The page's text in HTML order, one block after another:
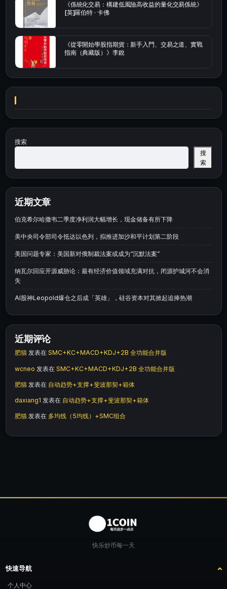
《係統化交易：構建低風險高收益的量化交易係統》
[英]羅伯特 · 卡佛
《從零開始學股指期貨：新手入門、交易之道、實戰
指南（典藏版）》李銳
搜索
搜
索
近期文章
伯克希尔哈撒韦二季度净利润大幅增长，现金储备有所下降
美中央司令部司令抵达以色列，拟推进加沙和平计划第二阶段
美国问题专家：美国新对俄制裁法案或成为“沉默法案”
纳瓦尔回应开源威胁论：最有经济价值领域充满对抗，闭源护城河不会消
失
AI股神Leopold爆仓之后成「英雄」，硅谷资本对其掀起追捧热潮
近期评论
肥猫 发表在 SMC+KC+MACD+KDJ+2B 全功能合并版
wcneo 发表在 SMC+KC+MACD+KDJ+2B 全功能合并版
肥猫 发表在 自动趋势+支撑+斐波那契+箱体
daxiang1 发表在 自动趋势+支撑+斐波那契+箱体
肥猫 发表在 多均线（5均线）+SMC组合
快乐炒币每一天
快速导航
个人中心